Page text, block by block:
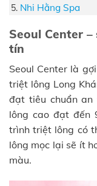
Nhi Hằng Spa
Seoul Center
tín
Seoul Center là
triệt lông Long
đạt tiêu chuẩn
lông cao đạt đến
trình triệt lông có
lông mọc lại sẽ ít
màu.